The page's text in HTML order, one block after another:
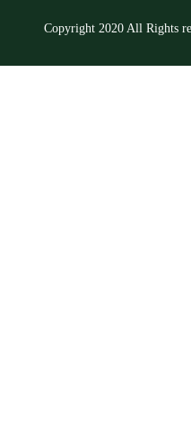
Copyright 2020 All Rights